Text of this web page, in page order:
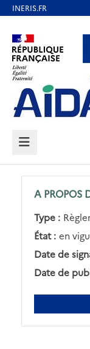
contenu
principal
Aller au contenu
Aller au pied de
MENU
A PROPOS
Type :
État : en
Date de
Date de